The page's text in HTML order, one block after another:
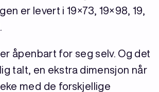
er levert i 19×73, 19×98, 19,
åpenbart for seg selv. Og det
talt, en ekstra dimensjon når
med de forskjellige